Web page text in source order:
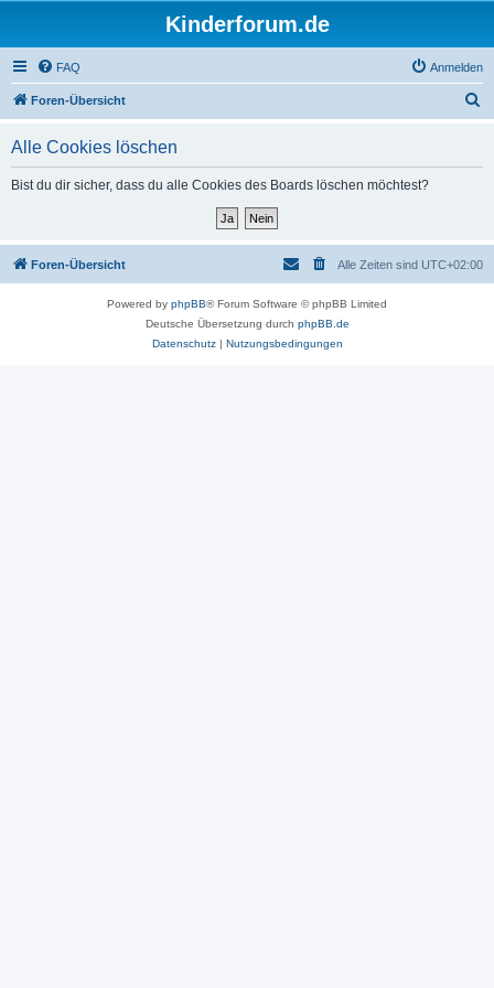
Kinderforum.de
FAQ Anmelden
Foren-Übersicht
Alle Cookies löschen
Bist du dir sicher, dass du alle Cookies des Boards löschen möchtest?
Foren-Übersicht Alle Zeiten sind UTC+02:00
Powered by phpBB® Forum Software © phpBB Limited
Deutsche Übersetzung durch phpBB.de
Datenschutz| Nutzungsbedingungen